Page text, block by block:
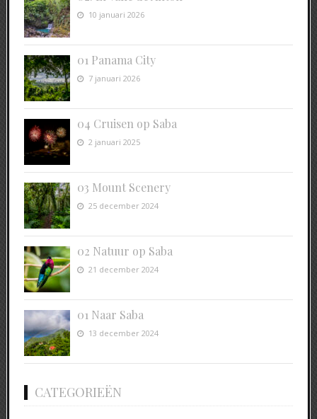
10 januari 2026
01 Panama City
7 januari 2026
04 Cruisen op Saba
2 januari 2025
03 Mount Scenery
25 december 2024
02 Natuur op Saba
21 december 2024
01 Naar Saba
13 december 2024
CATEGORIEËN